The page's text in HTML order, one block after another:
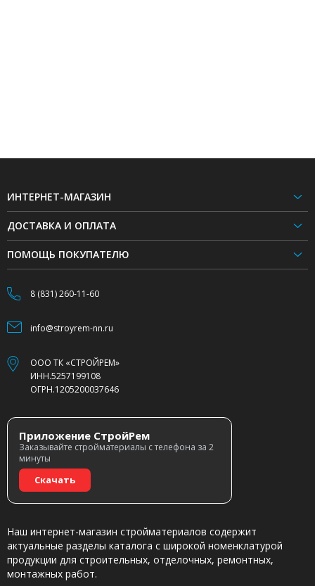
ИНТЕРНЕТ-МАГАЗИН
ДОСТАВКА И ОПЛАТА
ПОМОЩЬ ПОКУПАТЕЛЮ
8 (831) 260-11-60
info@stroyrem-nn.ru
ООО ТК «СТРОЙРЕМ»
ИНН.5257199108
ОГРН.1205200037646
Приложение СтройРем
Заказывайте стройматериалы с телефона за 2
минуты
Скачать
Наш интернет-магазин стройматериалов содержит
актуальные разделы каталога с широкой номенклатурой
продукции для строительных, отделочных, ремонтных,
монтажных работ.